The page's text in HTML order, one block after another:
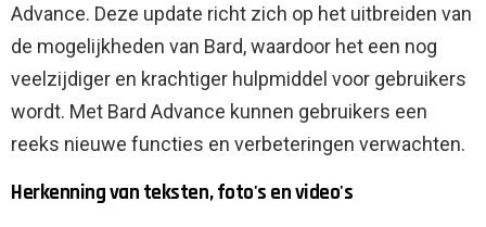
Advance. Deze update richt zich op het uitbreiden van
de mogelijkheden van Bard, waardoor het een nog
veelzijdiger en krachtiger hulpmiddel voor gebruikers
wordt. Met Bard Advance kunnen gebruikers een
reeks nieuwe functies en verbeteringen verwachten.
Herkenning van teksten, foto's en video's